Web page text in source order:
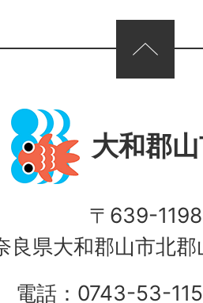
大和郡
〒639-1198
良県大和郡山市北
電話：0743-53-